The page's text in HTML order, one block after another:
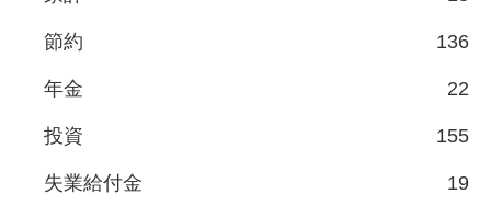
節約 136
年金 22
投資 155
失業給付金 19